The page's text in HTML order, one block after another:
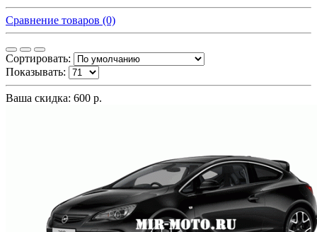
Сравнение товаров (0)
Сортировать:
Показывать:
Ваша скидка: 600 р.